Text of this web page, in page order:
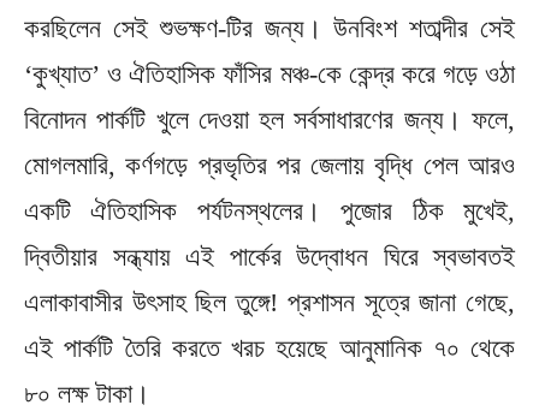
করছিলেন সেই শুভক্ষণ-টির জন্য। উনবিংশ শতাব্দীর সেই
‘কুখ্যাত’ ও ঐতিহাসিক ফাঁসির মঞ্চ-কে কেন্দ্র করে গড়ে ওঠা
বিনোদন পার্কটি খুলে দেওয়া হল সর্বসাধারণের জন্য। ফলে,
মোগলমারি, কর্ণগড়ে প্রভৃতির পর জেলায় বৃদ্ধি পেল আরও
একটি ঐতিহাসিক পর্যটনস্থলের। পুজোর ঠিক মুখেই,
দ্বিতীয়ার সন্ধ্যায় এই পার্কের উদ্বোধন ঘিরে স্বভাবতই
এলাকাবাসীর উৎসাহ ছিল তুঙ্গে! প্রশাসন সূত্রে জানা গেছে,
এই পার্কটি তৈরি করতে খরচ হয়েছে আনুমানিক ৭০ থেকে
৮০ লক্ষ টাকা।